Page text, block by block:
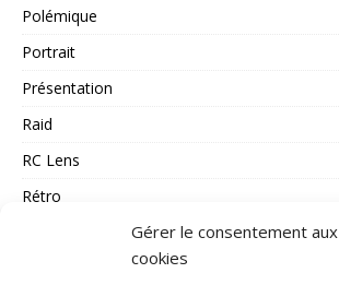
Gérer le consentement aux
cookies
Polémique
Portrait
Présentation
Raid
RC Lens
Rétro